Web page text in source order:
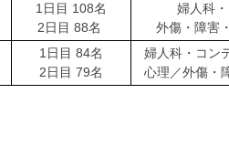
1日目 108名
2日目 88名
婦人科
外傷・障害
1日目 84名
2日目 79名
婦人科・コン
心理／外傷・